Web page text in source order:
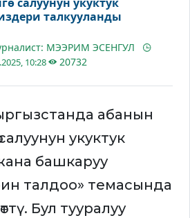
талкууланды
МЭЭРИМ ЭСЕНГУЛ
10:28 20732
абанын
укуктук
башкаруу
талдоо» темасында
Бул тууралуу